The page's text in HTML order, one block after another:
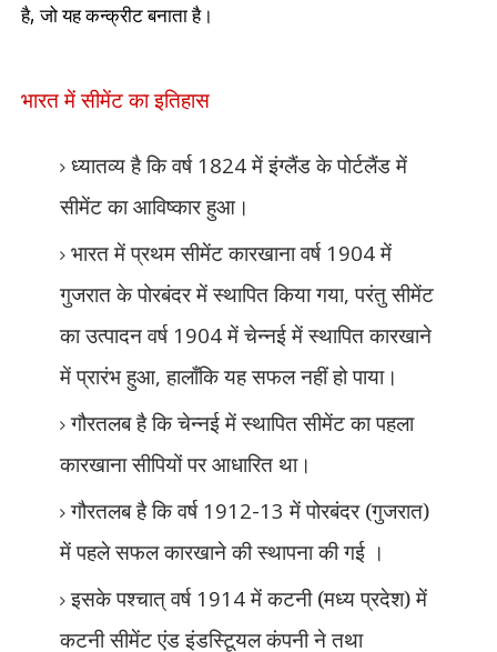
है,जो यह कन्क्रीट बनाता है।
भारत में सीमेंट का इतिहास
ध्यातव्य है कि वर्ष 1824में इंग्लैंड के पोर्टलैंड में
सीमेंट का आविष्कार हुआ।
भारत में प्रथम सीमेंट कारखाना वर्ष 1904में
गुजरात के पोरबंदर में स्थापित किया गया,परंतु सीमेंट
का उत्पादन वर्ष 1904में चेन्नई में स्थापित कारखाने
में प्रारंभ हुआ,हालाँकि यह सफल नहीं हो पाया।
गौरतलब है कि चेन्नई में स्थापित सीमेंट का पहला
कारखाना सीपियों पर आधारित था।
गौरतलब है कि वर्ष 1912-13 में पोरबंदर (गुजरात)
में पहले सफल कारखाने की स्थापना की गई ।
इसके पश्चात् वर्ष 1914में कटनी (मध्य प्रदेश) में
कटनी सीमेंट एंड इंडस्टिूयल कंपनी ने तथा